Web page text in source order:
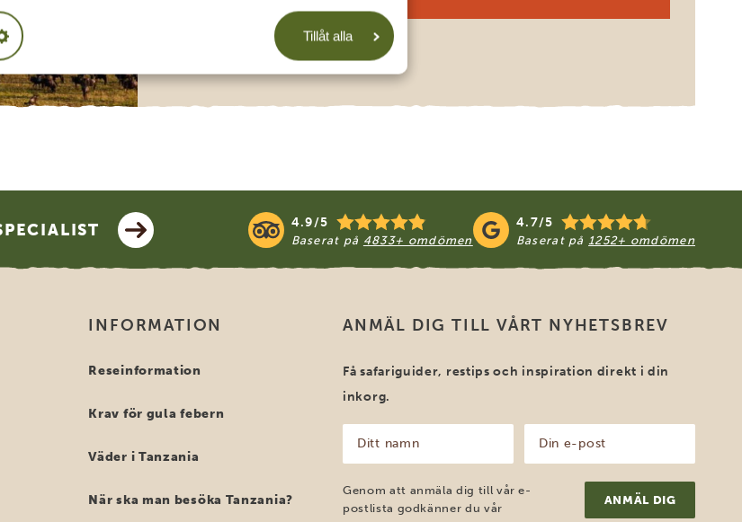
Tillåt alla
KONTAKT
4.9/5
Baserat på 4833+ omdömen
4.7/5
Baserat på 1252+ omdömen
INFORMATION
Reseinformation
Krav för gula febern
Väder i Tanzania
När ska man besöka Tanzania?
ANMÄL DIG TILL VÅRT NYHETSBREV
Få safariguider, restips och inspiration direkt i din
inkorg.
namn
(Obligatoriskt)
post
(Obligatoriskt)
Genom att anmäla dig till vår e-
postlista godkänner du vår